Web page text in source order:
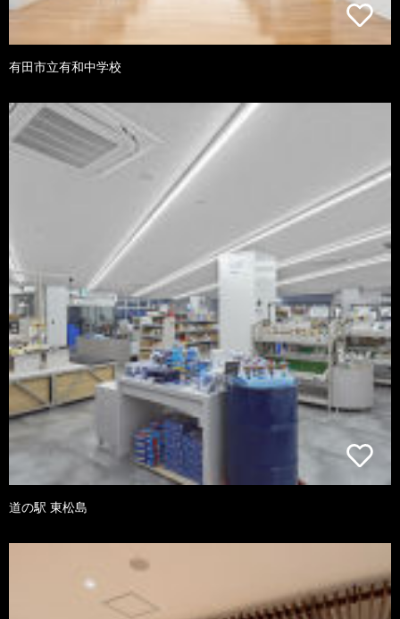
有田市立有和中学校
道の駅 東松島